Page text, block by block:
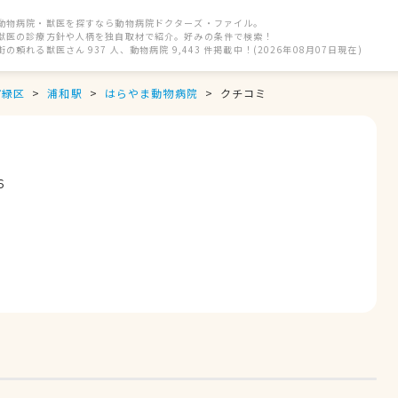
物病院・獣医を探すなら動物病院ドクターズ・ファイル。
医の診療方針や人柄を独自取材で紹介。好みの条件で検索！
の頼れる獣医さん 937 人、動物病院 9,443 件掲載中！(2026年08月07日現在)
区 浦和駅 はらやま動物病院 クチコミ